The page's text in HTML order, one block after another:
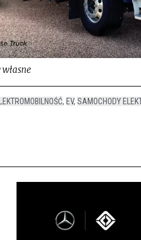
, EV, SAMOCHODY